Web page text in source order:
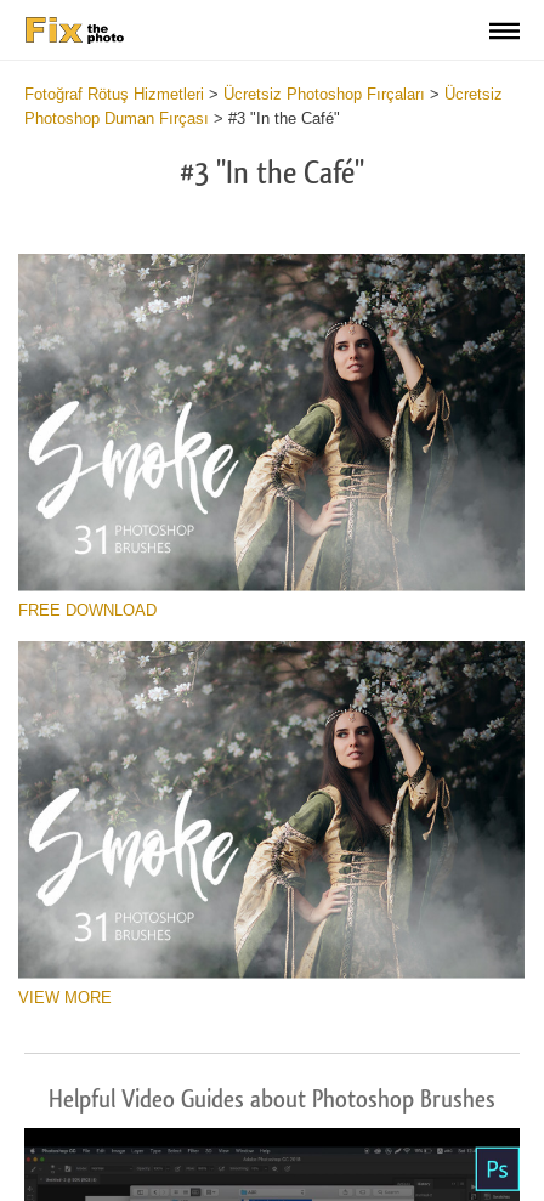
Fotoğraf Rötuş Hizmetleri > Ücretsiz Photoshop Fırçaları > Ücretsiz
Photoshop Duman Fırçası > #3 "In the Café"
#3 "In the Café"
Lütfen seçin
White Smoke
(31 Ps Brushes)
Ücretsiz indirin
FREE DOWNLOAD
VIEW MORE
Helpful Video Guides about Photoshop Brushes